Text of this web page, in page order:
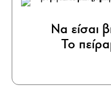
Να είσαι
Το